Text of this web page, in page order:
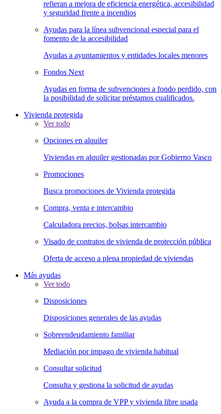
refieran a mejora de eficiencia energética, accesibilidad
y seguridad frente a incendios
Ayudas para la línea subvencional especial para el
fomento de la accesibilidad
Ayudas a ayuntamientos y entidades locales menores
Fondos Next
Ayudas en forma de subvenciones a fondo perdido, con
la posibilidad de solicitar préstamos cualificados.
Vivienda protegida
Ver todo
Opciones en alquiler
Viviendas en alquiler gestionadas por Gobierno Vasco
Promociones
Busca promociones de Vivienda protegida
Compra, venta e intercambio
Calculadora precios, bolsas intercambio
Visado de contratos de vivienda de protección pública
Oferta de acceso a plena propiedad de viviendas
Más ayudas
Ver todo
Disposiciones
Disposiciones generales de las ayudas
Sobreendeudamiento familiar
Mediación por impago de vivienda habitual
Consultar solicitud
Consulta y gestiona la solicitud de ayudas
Ayuda a la compra de VPP y vivienda libre usada